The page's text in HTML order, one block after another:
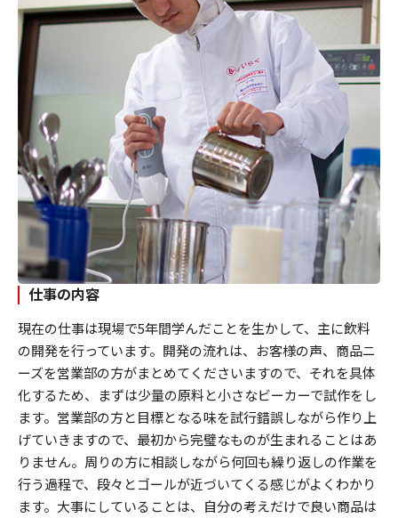
仕事の内容
現在の仕事は現場で5年間学んだことを生かして、主に飲料
の開発を行っています。開発の流れは、お客様の声、商品ニ
ーズを営業部の方がまとめてくださいますので、それを具体
化するため、まずは少量の原料と小さなビーカーで試作をし
ます。営業部の方と目標となる味を試行錯誤しながら作り上
げていきますので、最初から完璧なものが生まれることはあ
りません。周りの方に相談しながら何回も繰り返しの作業を
行う過程で、段々とゴールが近づいてくる感じがよくわかり
ます。大事にしていることは、自分の考えだけで良い商品は